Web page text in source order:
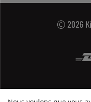
2026